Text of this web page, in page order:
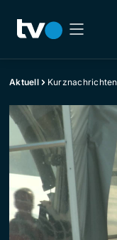
Aktuell